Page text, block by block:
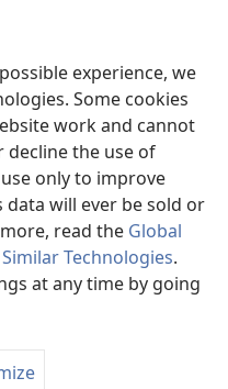
experience, we
Some cookies
work and cannot
decline the use of
only to improve
will ever be sold or
read the Global
Technologies.
at any time by going
Tract Society of Pennsylvania.